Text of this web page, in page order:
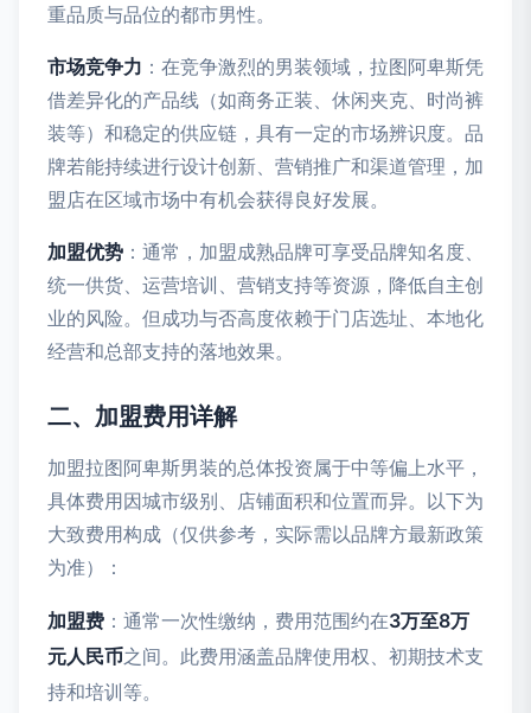
重品质与品位的都市男性。
市场竞争力 ：在竞争激烈的男装领域，拉图阿卑斯凭
借差异化的产品线（如商务正装、休闲夹克、时尚裤
装等）和稳定的供应链，具有一定的市场辨识度。品
牌若能持续进行设计创新、营销推广和渠道管理，加
盟店在区域市场中有机会获得良好发展。
加盟优势 ：通常，加盟成熟品牌可享受品牌知名度、
统一供货、运营培训、营销支持等资源，降低自主创
业的风险。但成功与否高度依赖于门店选址、本地化
经营和总部支持的落地效果。
二、加盟费用详解
加盟拉图阿卑斯男装的总体投资属于中等偏上水平，
具体费用因城市级别、店铺面积和位置而异。以下为
大致费用构成（仅供参考，实际需以品牌方最新政策
为准）：
加盟费 ：通常一次性缴纳，费用范围约在3万至8万
元人民币之间。此费用涵盖品牌使用权、初期技术支
持和培训等。